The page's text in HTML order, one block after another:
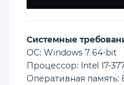
Cистемные
ОС: Windows 7 64-bit
Процессор: Intel I7-
Оперативная память: